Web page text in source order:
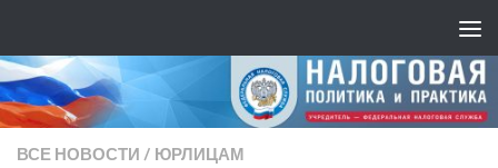
ВСЕ НОВОСТИ/ ЮРЛИЦАМ